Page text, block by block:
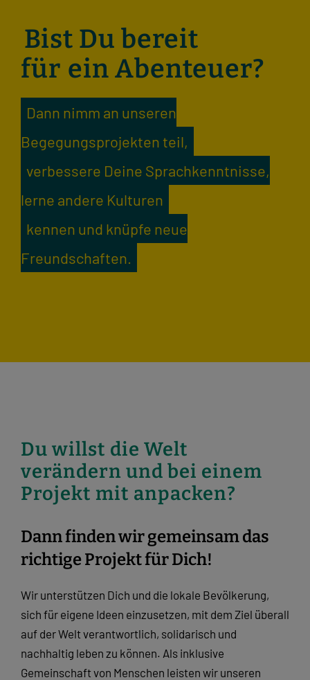
Bist Du bereit
für ein Abenteuer?
Dann nimm an unseren
Begegungsprojekten teil,
verbessere Deine Sprachkenntnisse,
lerne andere Kulturen
kennen und knüpfe neue
Freundschaften.
Du willst die Welt
verändern und bei einem
Projekt mit anpacken?
Dann finden wir gemeinsam das
richtige Projekt für Dich!
Wir unterstützen Dich und die lokale Bevölkerung,
sich für eigene Ideen einzusetzen, mit dem Ziel überall
auf der Welt verantwortlich, solidarisch und
nachhaltig leben zu können. Als inklusive
Gemeinschaft von Menschen leisten wir unseren